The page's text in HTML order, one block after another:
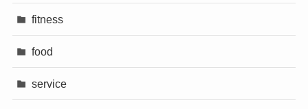
fitness
food
service